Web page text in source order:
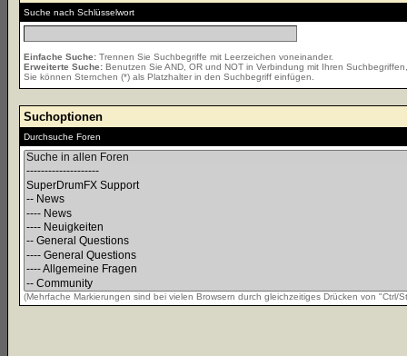
Suche nach Schlüsselwort
Einfache Suche:Trennen Sie Suchbegriffe mit Leerzeichen voneinander.
Erweiterte Suche:Benutzen Sie AND, OR und NOT in Verbindung mit Ihren
Sie können Sternchen (*) als Platzhalter in den Suchbegriff einfügen.
Suchoptionen
Durchsuche Foren
(Mehrfache Markierungen sind bei vielen Browsern durch gleichzeitiges Drücken von "Ctrl/